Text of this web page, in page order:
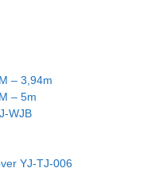
– 3,94m
– 5m
WJB
YJ-TJ-006